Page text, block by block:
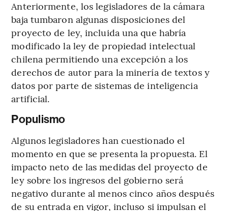
Anteriormente, los legisladores de la cámara
baja tumbaron algunas disposiciones del
proyecto de ley, incluida una que habría
modificado la ley de propiedad intelectual
chilena permitiendo una excepción a los
derechos de autor para la minería de textos y
datos por parte de sistemas de inteligencia
artificial.
Populismo
Algunos legisladores han cuestionado el
momento en que se presenta la propuesta. El
impacto neto de las medidas del proyecto de
ley sobre los ingresos del gobierno será
negativo durante al menos cinco años después
de su entrada en vigor, incluso si impulsan el